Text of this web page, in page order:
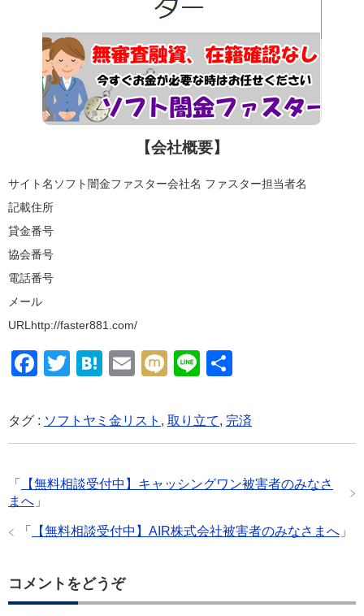
【会社概要】
サイト名ソフト闇金ファスター会社名 ファスター担当者名
記載住所
貸金番号
協会番号
電話番号
メール
URLhttp://faster881.com/
F
c
e
o
o
k
T
tt
er
H
e
n
E
ail
M Li
e
タグ : ソフトヤミ金リスト , 取り立て, 完済
「
【無料相談受付中】キャッシングワン被害者のみなさ
まへ 」
「 【無料相談受付中】AIR株式会社被害者のみなさまへ 」
コメントをどうぞ